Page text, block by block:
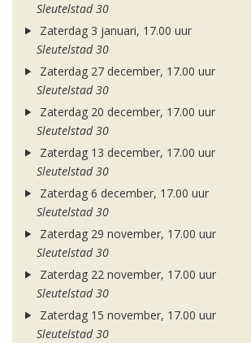
Sleutelstad 30
Zaterdag 3 januari, 17.00 uur
Sleutelstad 30
Zaterdag 27 december, 17.00 uur
Sleutelstad 30
Zaterdag 20 december, 17.00 uur
Sleutelstad 30
Zaterdag 13 december, 17.00 uur
Sleutelstad 30
Zaterdag 6 december, 17.00 uur
Sleutelstad 30
Zaterdag 29 november, 17.00 uur
Sleutelstad 30
Zaterdag 22 november, 17.00 uur
Sleutelstad 30
Zaterdag 15 november, 17.00 uur
Sleutelstad 30